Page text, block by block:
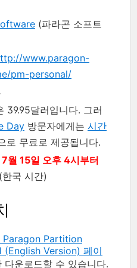
(파라곤 소프트
www.paragon-
pm-personal/
39.95달러입니다. 그러
Day 방문자에게는 시간
무료로 제공됩니다.
월 15일 오후 4시부터
(한국 시간)
Partition
(English Version) 페이
다운로드할 수 있습니다.